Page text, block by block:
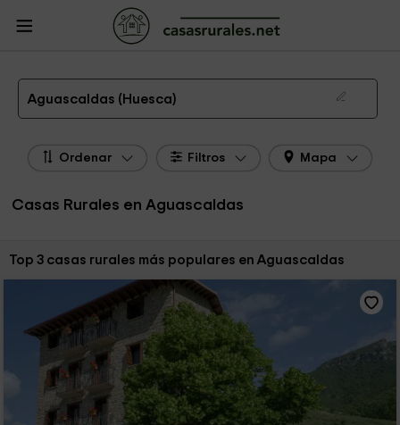
Casas Rurales
Huesca
Casas Rurales Aguascaldas
Las 3 mejores casas rurales en Aguascaldas de 2026
Aguascaldas (Huesca)
Ordenar Filtros Mapa
Casas Rurales en Aguascaldas
Ordenar por:
Top 3 casas rurales más populares en Aguascaldas